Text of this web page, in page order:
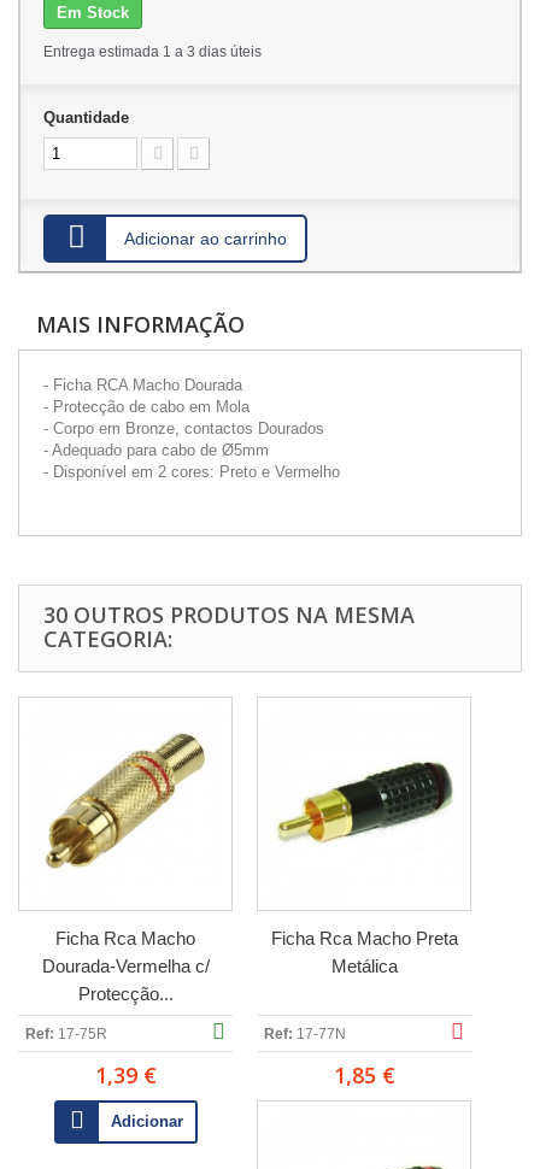
Em Stock
Entrega estimada 1 a 3 dias úteis
Quantidade
Adicionar ao carrinho
MAIS INFORMAÇÃO
- Ficha RCA Macho Dourada
- Protecção de cabo em Mola
- Corpo em Bronze, contactos Dourados
- Adequado para cabo de Ø5mm
- Disponível em 2 cores: Preto e Vermelho
30 OUTROS PRODUTOS NA MESMA
CATEGORIA:
Ficha Rca Macho
Dourada-Vermelha c/
Protecção...
Ref: 17-75R
1,39 €
Adicionar
Ficha Rca Macho Preta
Metálica
Ref: 17-77N
1,85 €